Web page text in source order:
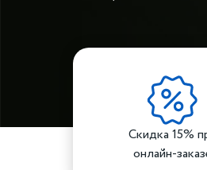
Скидка 15%
онлайн-